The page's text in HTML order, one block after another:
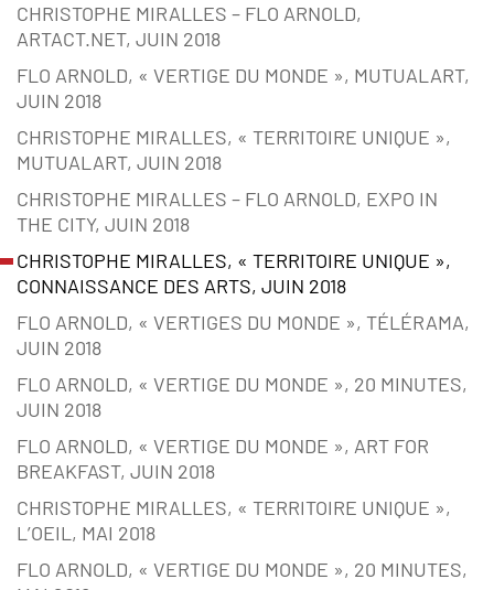
CHRISTOPHE MIRALLES – FLO ARNOLD,
ARTACT.NET, JUIN 2018
FLO ARNOLD, « VERTIGE DU MONDE », MUTUALART,
JUIN 2018
CHRISTOPHE MIRALLES, « TERRITOIRE UNIQUE »,
MUTUALART, JUIN 2018
CHRISTOPHE MIRALLES – FLO ARNOLD, EXPO IN
THE CITY, JUIN 2018
CHRISTOPHE MIRALLES, « TERRITOIRE UNIQUE »,
CONNAISSANCE DES ARTS, JUIN 2018
FLO ARNOLD, « VERTIGES DU MONDE », TÉLÉRAMA,
JUIN 2018
FLO ARNOLD, « VERTIGE DU MONDE », 20 MINUTES,
JUIN 2018
FLO ARNOLD, « VERTIGE DU MONDE », ART FOR
BREAKFAST, JUIN 2018
CHRISTOPHE MIRALLES, « TERRITOIRE UNIQUE »,
L’OEIL, MAI 2018
FLO ARNOLD, « VERTIGE DU MONDE », 20 MINUTES,